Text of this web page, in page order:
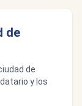
de
de
y los